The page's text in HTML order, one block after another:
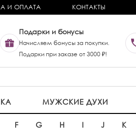
И ОПЛАТА КОНТАКТЫ
Подарки и бонусы
Начисляем бонусы за покупки.
Подарки при заказе от 3000 ₽!
МУЖСКИЕ ДУХИ
F G H I J K